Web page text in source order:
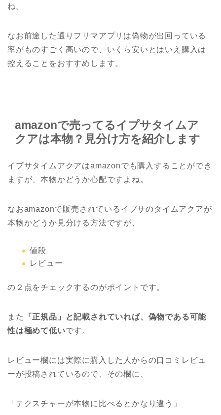
ね。
なお前途した通りフリマアプリは偽物が出回っている
率がものすごく高いので、いくら安いとはいえ購入は
控えることをおすすめします。
amazonで売ってるイプサタイムア
クアは本物？見分け方を紹介します
イプサタイムアクアはamazonでも購入することができ
ますが、本物かどうか心配ですよね。
なおamazonで販売されているイプサのタイムアクアが
本物かどうか見分ける方法ですが、
値段
レビュー
の２点をチェックするのがポイントです。
また
「正規品」と記載されていれば、偽物である可能
性は極めて低いです。
レビュー欄には実際に購入した人からの口コミレビュ
ーが投稿されているので、その欄に、
「テクスチャーが本物に比べるとかなり違う」